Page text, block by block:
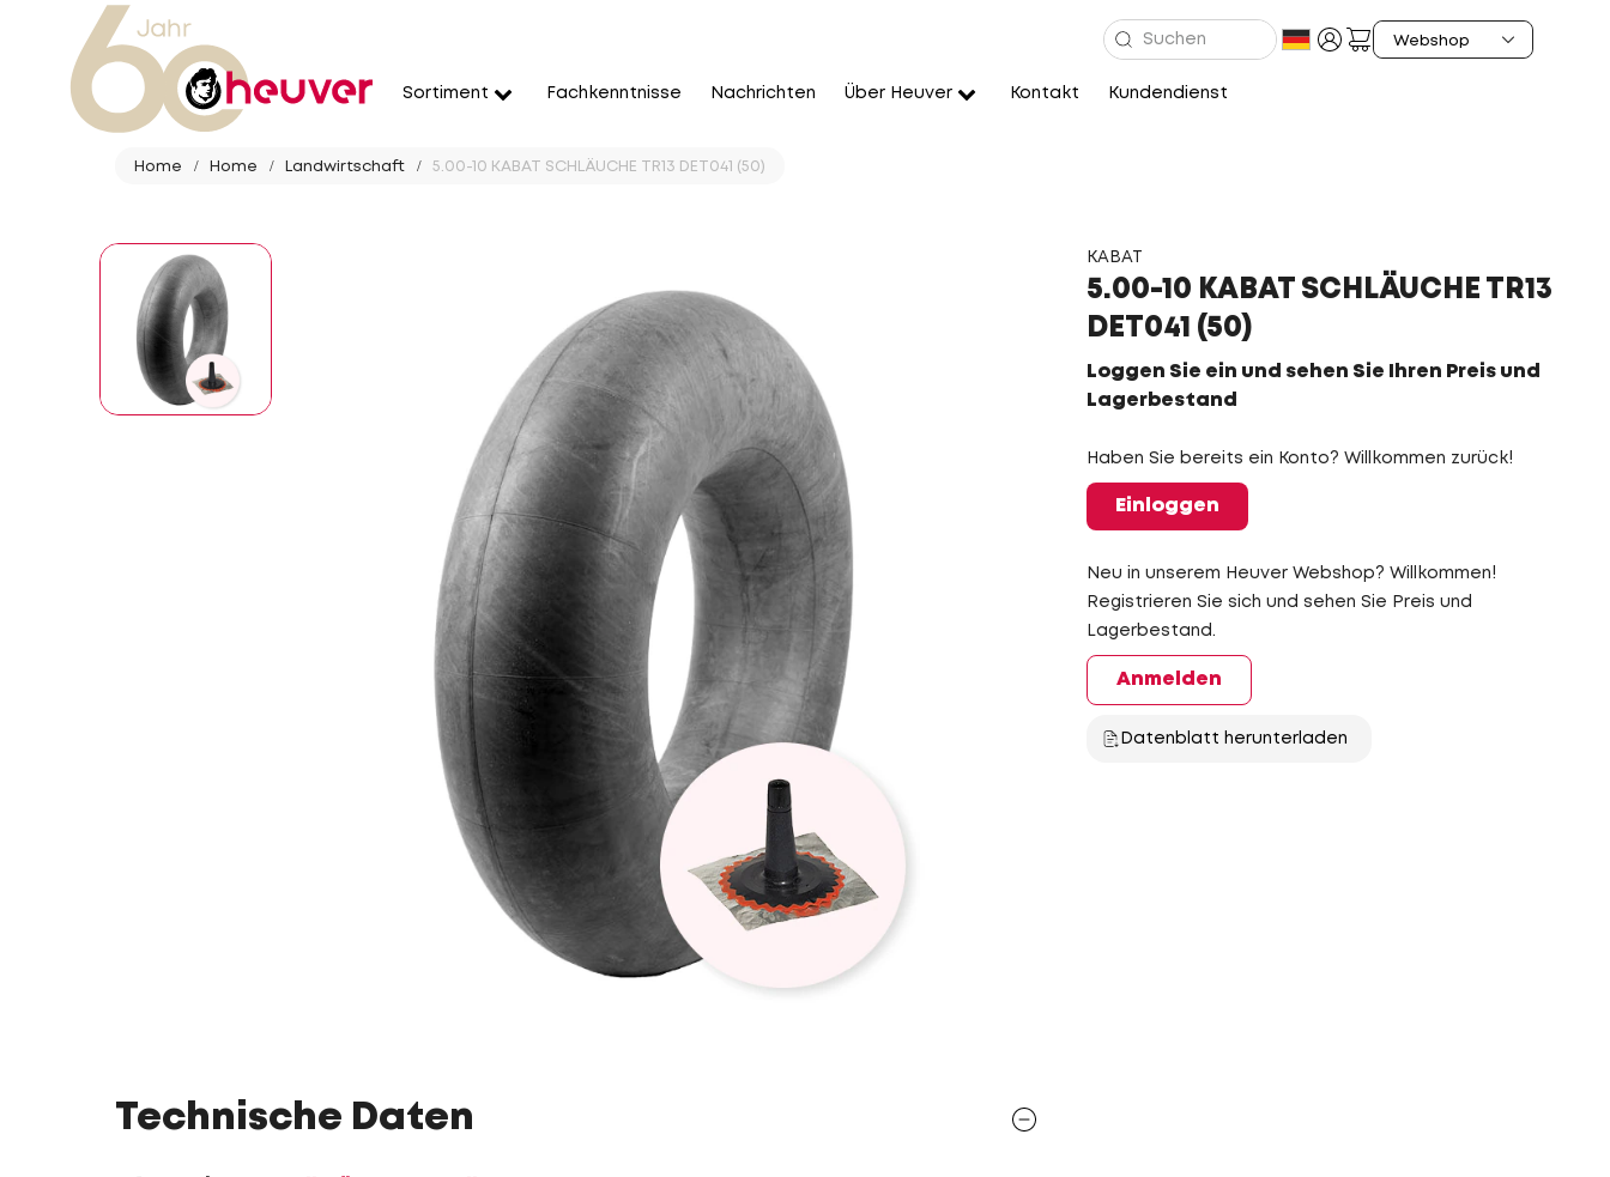
Sortiment Fachkenntnisse Nachrichten Über Heuver Kontakt Kundendienst
Home Home Landwirtschaft 5.00-10 KABAT SCHLÄUCHE TR13 DET041 (50)
KABAT
5.00-10 KABAT SCHLÄUCHE TR13
DET041 (50)
Loggen Sie ein und sehen Sie Ihren Preis und
Lagerbestand
Haben Sie bereits ein Konto? Willkommen zurück!
Einloggen
Neu in unserem Heuver Webshop? Willkommen!
Registrieren Sie sich und sehen Sie Preis und
Lagerbestand.
Anmelden
Datenblatt herunterladen
Technische Daten